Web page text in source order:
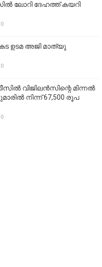
ലോറി ദേഹത്ത് കയറി
0
ഉടമ അജി മാത്യു
0
വിജിലൻസിന്റെ മിന്നല്‍
നിന്ന് 67,500 രൂപ
0